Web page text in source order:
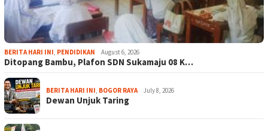
BERITA HARI INI PENDIDIKAN August 6, 2026
Ditopang Bambu, Plafon SDN Sukamaju 08 K…
BERITA HARI INI BOGOR RAYA July 8, 2026
Dewan Unjuk Taring